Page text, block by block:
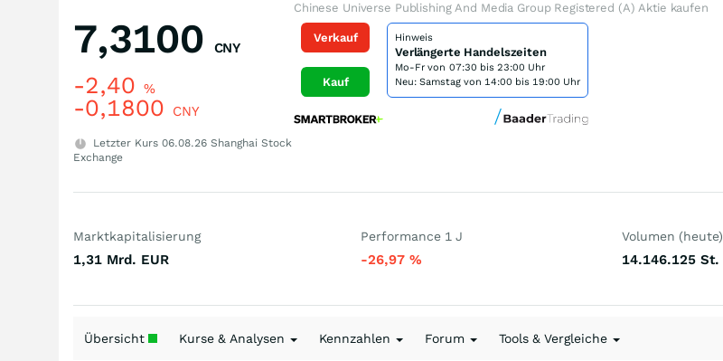
7,3100 CNY
-2,40 %
-0,1800 CNY
Letzter Kurs 06.08.26 Shanghai Stock
Exchange
Chinese Universe Publishing And Media Group Registered (A) Aktie kaufen
Verkauf
Kauf
Hinweis
Verlängerte Handelszeiten
Mo-Fr von 07:30 bis 23:00 Uhr
Neu: Samstag von 14:00 bis 19:00 Uhr
Marktkapitalisierung
1,31 Mrd. EUR
Performance 1 J
-26,97 %
Volumen (heute)
14.146.125 St.
Übersicht Kurse & Analysen Kennzahlen Forum Tools & Vergleiche